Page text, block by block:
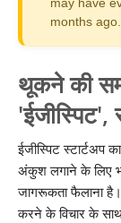
खेल
शिक्षा
लाइफस्टाइल
मनोरंजन
months ago.
थूकने की
'ईजीस्पिट',
ईजीस्पिट स्टार्टअप
अंकुश लगाने के लिए
जागरूकता फैलाना
करने के विचार के